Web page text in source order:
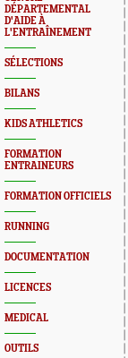
DÉPARTEMENTAL
D'AIDE À
L'ENTRAÎNEMENT
SÉLECTIONS
BILANS
KIDS ATHLETICS
FORMATION
ENTRAINEURS
FORMATION OFFICIELS
RUNNING
DOCUMENTATION
LICENCES
MEDICAL
OUTILS